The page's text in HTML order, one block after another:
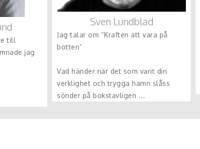
till
jag
Sven Lundblad
Jag talar om “Kraften att vara på
botten”
Vad händer när det som varit din
verklighet och trygga hamn slåss
sönder på bokstavligen ...